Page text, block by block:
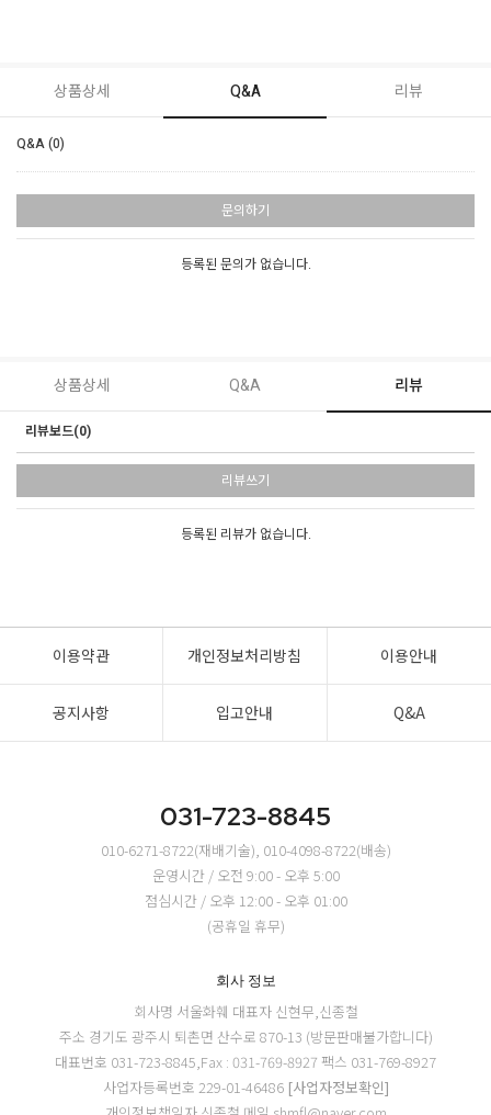
상품상세 Q&A 리뷰
Q&A (0)
문의하기
등록된 문의가 없습니다.
상품상세 Q&A 리뷰
리뷰보드(0)
리뷰쓰기
등록된 리뷰가 없습니다.
이용약관 개인정보처리방침 이용안내
공지사항 입고안내 Q&A
031-723-8845
010-6271-8722(재배기술), 010-4098-8722(배송)
운영시간 / 오전 9:00 - 오후 5:00
점심시간 / 오후 12:00 - 오후 01:00
(공휴일 휴무)
회사 정보
회사명 서울화훼 대표자 신현무,신종철
주소 경기도 광주시 퇴촌면 산수로 870-13 (방문판매불가합니다)
대표번호 031-723-8845,Fax : 031-769-8927 팩스 031-769-8927
사업자등록번호 229-01-46486 [사업자정보확인]